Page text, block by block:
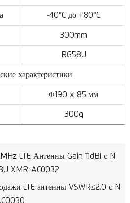
-40°C до +80°C
300mm
RG58U
характеристики
Φ190 x 85 мм
300g
LTE Антенны Gain 11dBi с N
XMR-AC0032
LTE антенны VSWR≤2.0 с N